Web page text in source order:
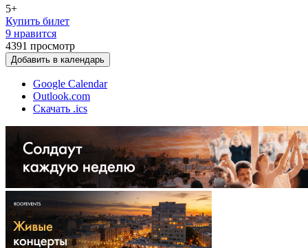
5+
Купить билет
9 нравится
4391 просмотр
Добавить в календарь
Google Calendar
Outlook.com
Скачать .ics